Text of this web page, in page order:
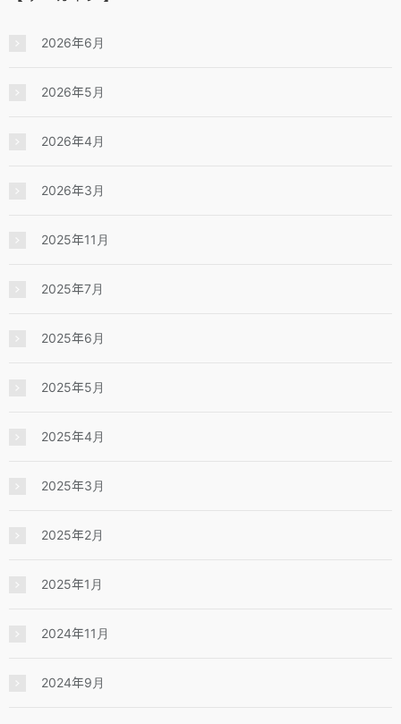
2026年6月
2026年5月
2026年4月
2026年3月
2025年11月
2025年7月
2025年6月
2025年5月
2025年4月
2025年3月
2025年2月
2025年1月
2024年11月
2024年9月